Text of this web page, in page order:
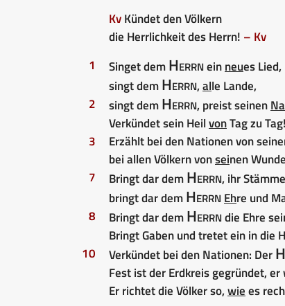
KvKündet den Völkern
die Herrlichkeit des Herrn! – Kv
1 Singet demHerrneinneues
singt demHerrn,alle Lande,
2
singt demHerrn, preist seinenNa
Verkündet sein HeilvonTag zu Tag!
3
Erzählt bei den Nationen von
bei allen Völkern vonseinen
7
Bringt dar demHerrn, ihr
bringt dar demHerrnEhre und
8
Bringt dar demHerrndie Ehre
Bringt Gaben und tretet ein in die
10
Verkündet bei den Nationen: Der
Fest ist der Erdkreis gegründet,
Er richtet die Völker so,wiees